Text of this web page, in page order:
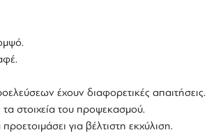
έχουν διαφορετικές απαιτήσεις.
τα στοιχεία του προψεκασμού.
για βέλτιστη εκχύλιση.